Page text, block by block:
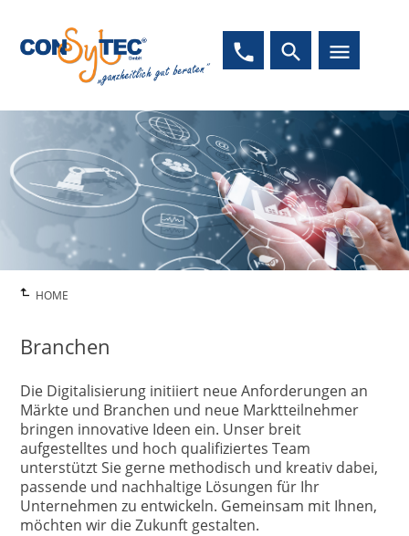
phone search menu
HOME
Branchen
Die Digitalisierung initiiert neue Anforderungen an
Märkte und Branchen und neue Marktteilnehmer
bringen innovative Ideen ein. Unser breit
aufgestelltes und hoch qualifiziertes Team
unterstützt Sie gerne methodisch und kreativ dabei,
passende und nachhaltige Lösungen für Ihr
Unternehmen zu entwickeln. Gemeinsam mit Ihnen,
möchten wir die Zukunft gestalten.